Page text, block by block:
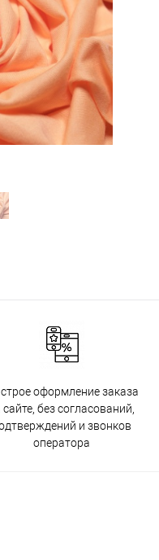
оформление заказа
сайте, без согласований,
и звонков
оператора